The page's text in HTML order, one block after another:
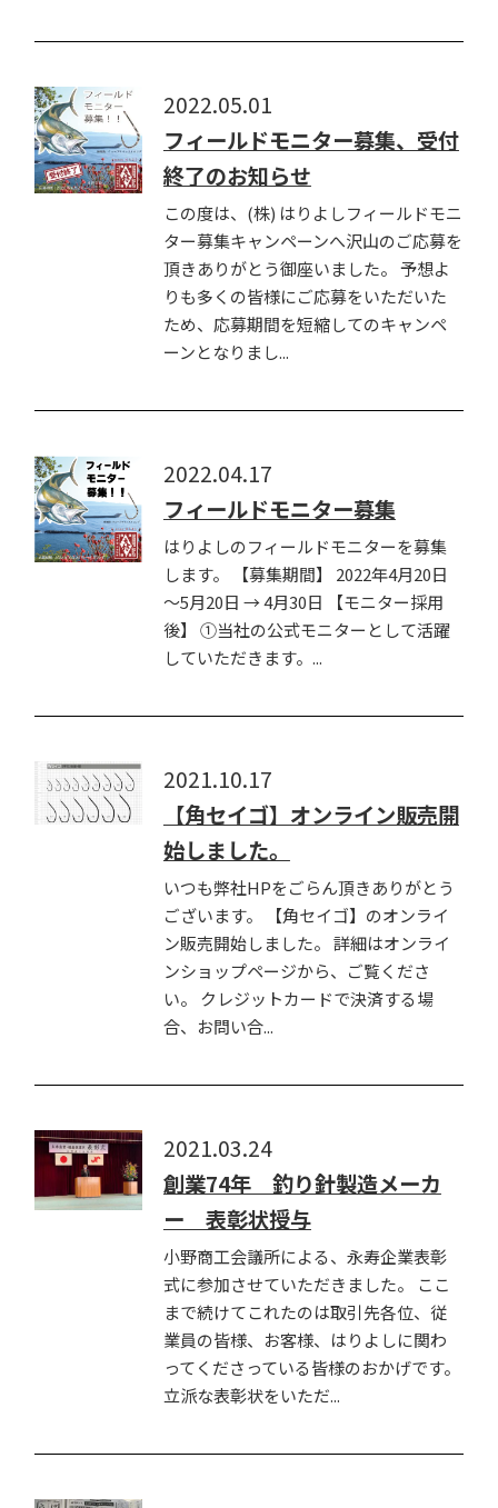
2022.05.01
フィールドモニター募集、受付
終了のお知らせ
この度は、(株) はりよしフィールドモニ
ター募集キャンペーンへ沢山のご応募を
頂きありがとう御座いました。 予想よ
りも多くの皆様にご応募をいただいた
ため、応募期間を短縮してのキャンペ
ーンとなりまし...
2022.04.17
フィールドモニター募集
はりよしのフィールドモニターを募集
します。 【募集期間】 2022年4月20日
～5月20日 → 4月30日 【モニター採用
後】 ①当社の公式モニターとして活躍
していただきます。...
2021.10.17
【角セイゴ】オンライン販売開
始しました。
いつも弊社HPをごらん頂きありがとう
ございます。 【角セイゴ】のオンライ
ン販売開始しました。 詳細はオンライ
ンショップページから、ご覧くださ
い。 クレジットカードで決済する場
合、お問い合...
2021.03.24
創業74年 釣り針製造メーカ
ー 表彰状授与
小野商工会議所による、永寿企業表彰
式に参加させていただきました。 ここ
まで続けてこれたのは取引先各位、従
業員の皆様、お客様、はりよしに関わ
ってくださっている皆様のおかげです。
立派な表彰状をいただ...